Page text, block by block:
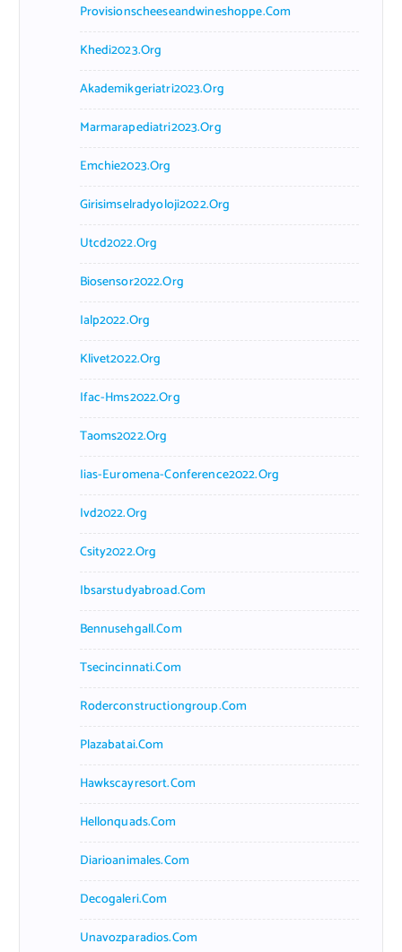
Provisionscheeseandwineshoppe.com
Khedi2023.org
Akademikgeriatri2023.org
Marmarapediatri2023.org
Emchie2023.org
Girisimselradyoloji2022.org
Utcd2022.org
Biosensor2022.org
Ialp2022.org
Klivet2022.org
Ifac-Hms2022.org
Taoms2022.org
Iias-Euromena-Conference2022.org
Ivd2022.org
Csity2022.org
Ibsarstudyabroad.com
Bennusehgall.com
Tsecincinnati.com
Roderconstructiongroup.com
Plazabatai.com
Hawkscayresort.com
Hellonquads.com
Diarioanimales.com
Decogaleri.com
Unavozparadios.com